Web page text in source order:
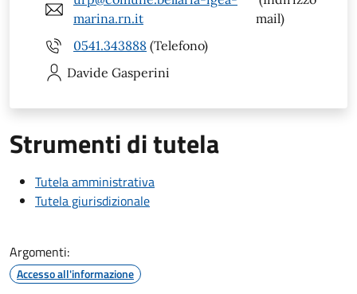
marina.rn.it
mail)
0541.343888 (Telefono)
Davide Gasperini
Strumenti di tutela
Tutela amministrativa
Tutela giurisdizionale
Argomenti:
Accesso all'informazione